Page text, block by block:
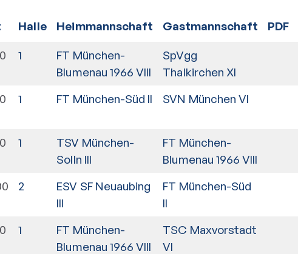
Halle Heimmannschaft Gastmannschaft PDF
1
FT München-
Blumenau 1966 VIII
SpVgg
Thalkirchen XI
1 FT München-Süd II SVN München VI
1
TSV München-
Solln III
FT München-
Blumenau 1966 VIII
2
ESV SF Neuaubing
III
FT München-Süd
II
1
FT München-
Blumenau 1966 VIII
TSC Maxvorstadt
VI